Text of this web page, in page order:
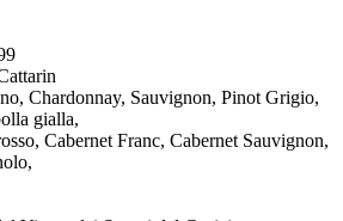
Chardonnay, Sauvignon, Pinot Grigio,
gialla,
Cabernet Franc, Cabernet Sauvignon,